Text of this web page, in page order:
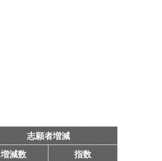
志願者増減
増減数
指数